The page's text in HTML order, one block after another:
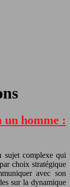
un homme :
sujet complexe qui
choix stratégique
avec son
sur la dynamique